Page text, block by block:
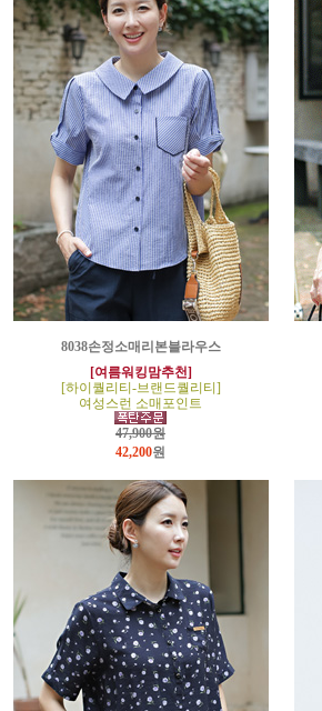
8038손정소매리본블라우스
[여름워킹맘추천]
[하이퀄리티-브랜드퀄리티]
여성스런 소매포인트
47,900원
42,200원